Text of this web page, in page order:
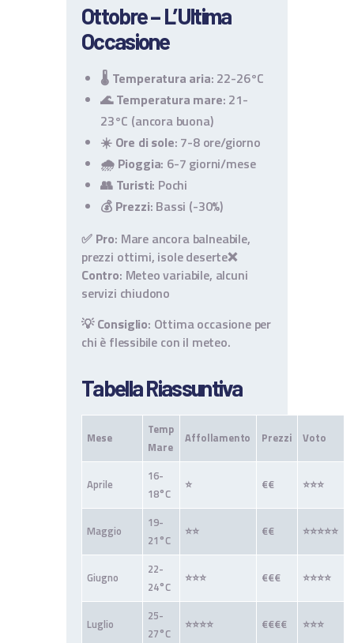
Ottobre – L’Ultima
Occasione
🌡️ Temperatura aria: 22-26°C
🌊Temperatura mare: 21-
23°C (ancora buona)
☀️ Ore di sole: 7-8 ore/giorno
🌧️ Pioggia: 6-7 giorni/mese
👥 Turisti: Pochi
💰 Prezzi: Bassi (-30%)
✅ Pro: Mare ancora balneabile,
prezzi ottimi, isole deserte❌
Contro: Meteo variabile, alcuni
servizi chiudono
💡Consiglio: Ottima occasione per
chi è flessibile con il meteo.
Tabella Riassuntiva
Mese
Temp
Mare
Affollamento Prezzi Voto
Aprile
16-
18°C
⭐ €€ ⭐⭐⭐
Maggio
19-
21°C
⭐⭐ €€ ⭐⭐⭐⭐⭐
Giugno
22-
24°C
⭐⭐⭐ €€€ ⭐⭐⭐⭐
Luglio
25-
27°C
⭐⭐⭐⭐ €€€€ ⭐⭐⭐